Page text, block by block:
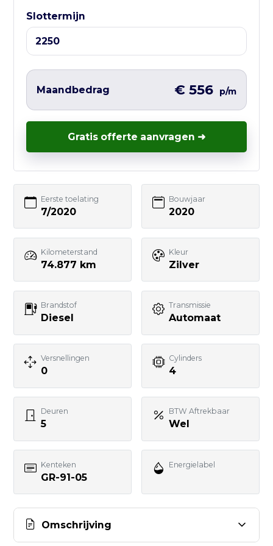
⏰ Openingstijden:
Liever direct contact?
wij nemen zo snel mogelijk contact met
Uw naam
BERICHT VERSTUREN
Slottermijn
Maandbedrag € 556 p/m
Gratis offerte aanvragen ➜
Eerste toelating
7/2020
Bouwjaar
2020
Kilometerstand
74.877 km
Kleur
Zilver
Brandstof
Diesel
Transmissie
Automaat
Versnellingen
0
Cylinders
4
Deuren
5
BTW Aftrekbaar
Wel
Kenteken
GR-91-05
Energielabel
Omschrijving